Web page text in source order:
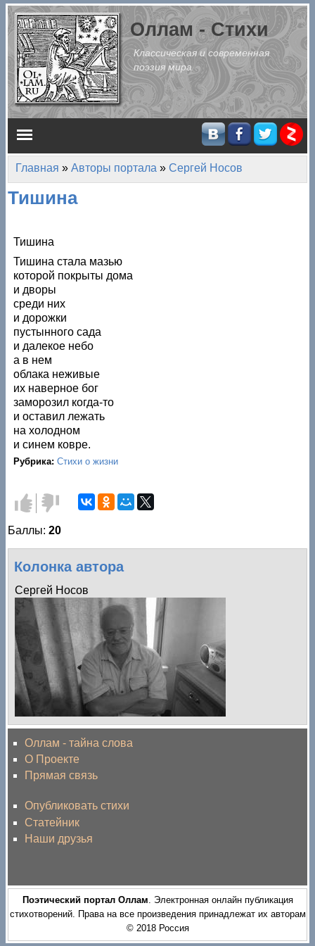
Перейти к основному содержанию
Оллам - Стихи
Классическая и современная
поэзия мира
Главное меню
Вы здесь
Главная » Авторы портала » Сергей Носов
Тишина
Тишина
Тишина стала мазью
которой покрыты дома
и дворы
среди них
и дорожки
пустынного сада
и далекое небо
а в нем
облака неживые
их наверное бог
заморозил когда-то
и оставил лежать
на холодном
и синем ковре.
Рубрика:Стихи о жизни
Голос
за!
Голос
против!
Баллы:20
Колонка автора
Сергей Носов
Оллам - тайна слова
О Проекте
Прямая связь
Опубликовать стихи
Статейник
Наши друзья
Поэтический портал Оллам. Электронная онлайн публикация
стихотворений. Права на все произведения принадлежат их авторам
© 2018 Россия